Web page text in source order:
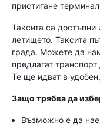
пристигане
Таксита са достъпни
летището. Таксита
града. Можете да
предлагат
Те ще идват в
Защо трябва да
Възможно е да